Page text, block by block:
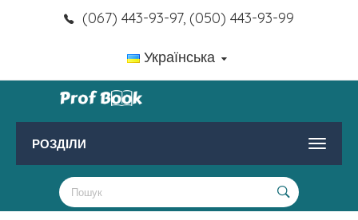
(067) 443-93-97, (050) 443-93-99
Українська
РОЗДІЛИ